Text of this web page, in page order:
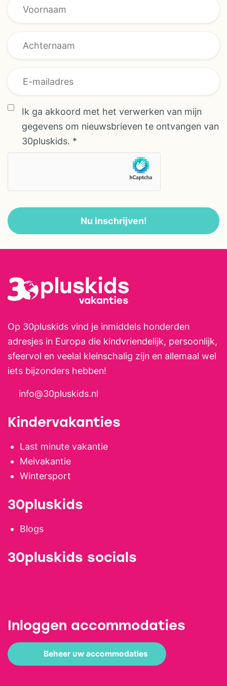
overeenkomst
overeenkomst
E-mailadres
Ik ga akkoord met het verwerken van mijn
gegevens om nieuwsbrieven te ontvangen van
30pluskids. *
Nu inschrijven!
Op 30pluskids vind je inmiddels honderden
adresjes in Europa die kindvriendelijk, persoonlijk,
sfeervol en veelal kleinschalig zijn en allemaal wel
iets bijzonders hebben!
info@30pluskids.nl
Kindervakanties
Last minute vakantie
Meivakantie
Wintersport
30pluskids
Blogs
30pluskids socials
Inloggen accommodaties
Beheer uw accommodaties